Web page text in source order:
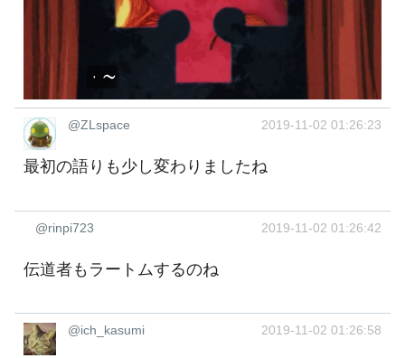
@ZLspace 2019-11-02 01:26:23
最初の語りも少し変わりましたね
@rinpi723 2019-11-02 01:26:42
伝道者もラートムするのね
@ich_kasumi 2019-11-02 01:26:58